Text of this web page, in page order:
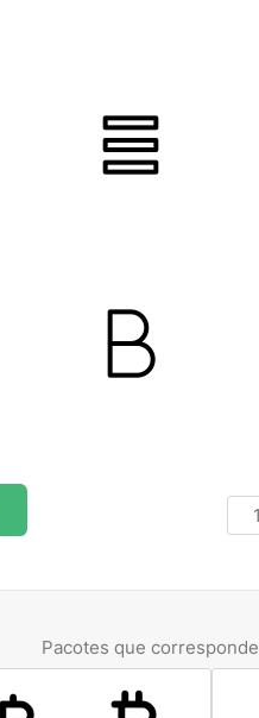
Pacotes que